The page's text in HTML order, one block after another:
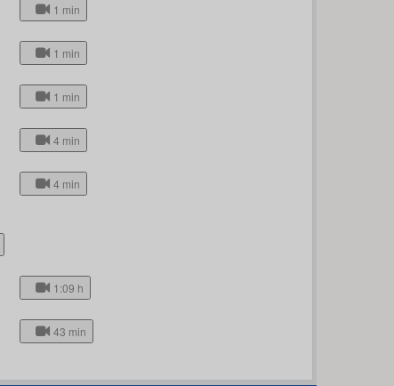
1 min
1 min
1 min
4 min
4 min
1:09 h
43 min